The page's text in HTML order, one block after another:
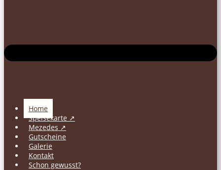
Home
Speisekarte ↗
Mezedes ↗
Gutscheine
Galerie
Kontakt
Schon gewusst?